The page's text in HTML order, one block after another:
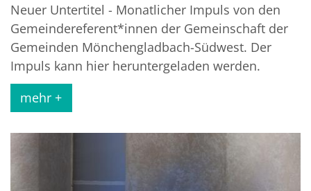
Neuer Untertitel - Monatlicher Impuls von den
Gemeindereferent*innen der Gemeinschaft der
Gemeinden Mönchengladbach-Südwest. Der
Impuls kann hier heruntergeladen werden.
mehr +